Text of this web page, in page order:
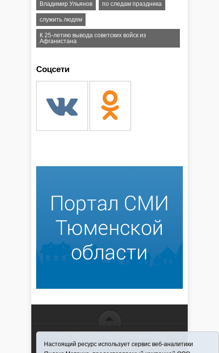
Владимир Ульянов по следам праздника
служить людям
К 25-летию вывода советских войск из
Афганистана
Соцсети
использовании материалов ссылка обязательна
Настоящий ресурс использует сервис веб-аналитики